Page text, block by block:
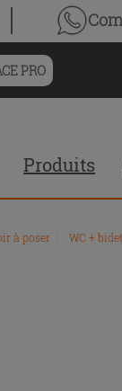
PRO
Produits
à poser WC +